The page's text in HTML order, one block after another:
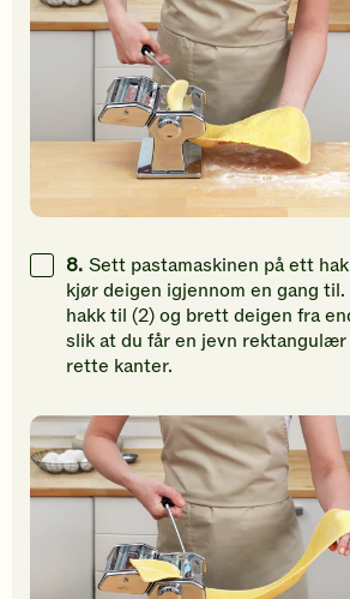
8. Sett pastamaskinen på ett
kjør deigen igjennom en gang
hakk til (2) og brett deigen fra
slik at du får en jevn
rette kanter.